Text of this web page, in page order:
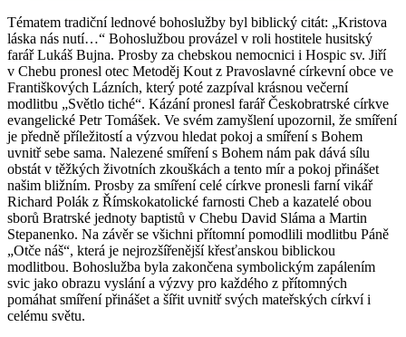
Tématem tradiční lednové bohoslužby byl biblický citát: „Kristova
láska nás nutí…“ Bohoslužbou provázel v roli hostitele husitský
farář Lukáš Bujna. Prosby za chebskou nemocnici i Hospic sv. Jiří
v Chebu pronesl otec Metoděj Kout z Pravoslavné církevní obce ve
Františkových Lázních, který poté zazpíval krásnou večerní
modlitbu „Světlo tiché“. Kázání pronesl farář Českobratrské církve
evangelické Petr Tomášek. Ve svém zamyšlení upozornil, že smíření
je předně příležitostí a výzvou hledat pokoj a smíření s Bohem
uvnitř sebe sama. Nalezené smíření s Bohem nám pak dává sílu
obstát v těžkých životních zkouškách a tento mír a pokoj přinášet
našim bližním. Prosby za smíření celé církve pronesli farní vikář
Richard Polák z Římskokatolické farnosti Cheb a kazatelé obou
sborů Bratrské jednoty baptistů v Chebu David Sláma a Martin
Stepanenko. Na závěr se všichni přítomní pomodlili modlitbu Páně
„Otče náš“, která je nejrozšířenější křesťanskou biblickou
modlitbou. Bohoslužba byla zakončena symbolickým zapálením
svic jako obrazu vyslání a výzvy pro každého z přítomných
pomáhat smíření přinášet a šířit uvnitř svých mateřských církví i
celému světu.